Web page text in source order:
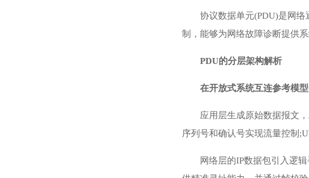
协议数据单元(PDU)是网
制，能够为网络故障诊断提供系
PDU的分层架构解析
在开放式系统互连参考模
应用层生成原始数据报文
序列号和确认号实现流量控制
网络层的IP数据包引入逻